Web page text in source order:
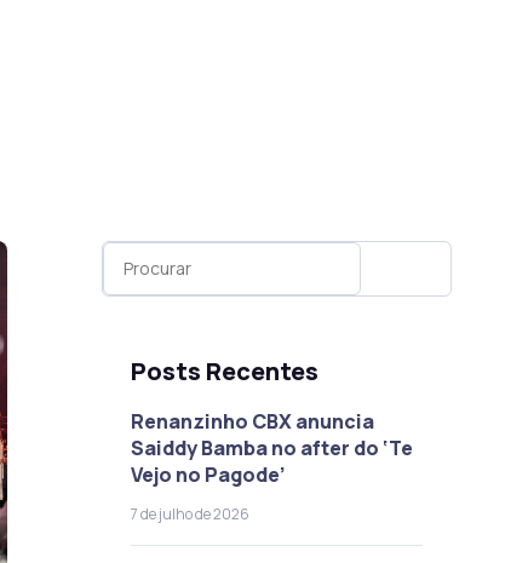
Posts Recentes
Renanzinho CBX anuncia
Saiddy Bamba no after do ‘Te
Vejo no Pagode’
7 de julho de 2026